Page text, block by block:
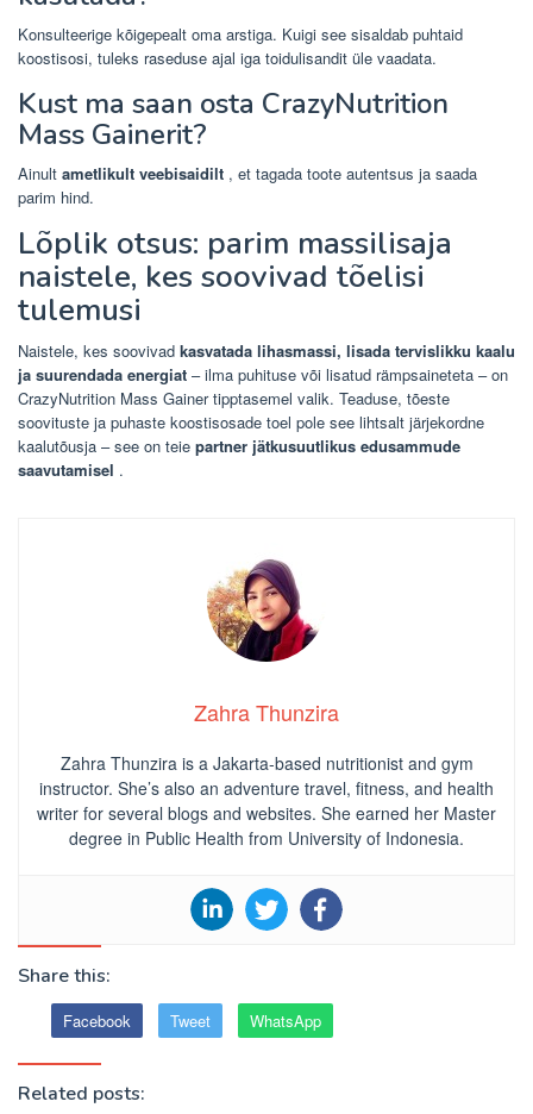
Konsulteerige kõigepealt oma arstiga. Kuigi see sisaldab puhtaid
koostisosi, tuleks raseduse ajal iga toidulisandit üle vaadata.
Kust ma saan osta CrazyNutrition
Mass Gainerit?
Ainult ametlikult veebisaidilt , et tagada toote autentsus ja saada
parim hind.
Lõplik otsus: parim massilisaja
naistele, kes soovivad tõelisi
tulemusi
Naistele, kes soovivad kasvatada lihasmassi, lisada tervislikku kaalu
ja suurendada energiat – ilma puhituse või lisatud rämpsaineteta – on
CrazyNutrition Mass Gainer tipptasemel valik. Teaduse, tõeste
soovituste ja puhaste koostisosade toel pole see lihtsalt järjekordne
kaalutõusja – see on teie partner jätkusuutlikus edusammude
saavutamisel .
Zahra Thunzira
Zahra Thunzira is a Jakarta-based nutritionist and gym
instructor. She’s also an adventure travel, fitness, and health
writer for several blogs and websites. She earned her Master
degree in Public Health from University of Indonesia.
Share this:
Facebook Tweet WhatsApp
Related posts: